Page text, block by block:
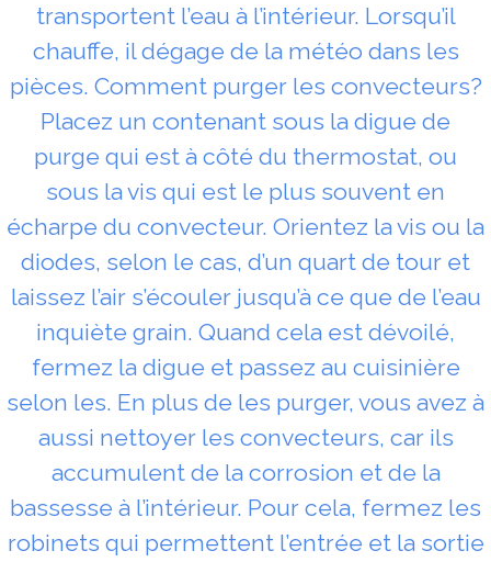
transportent l’eau à l’intérieur. Lorsqu’il
chauffe, il dégage de la météo dans les
pièces. Comment purger les convecteurs?
Placez un contenant sous la digue de
purge qui est à côté du thermostat, ou
sous la vis qui est le plus souvent en
écharpe du convecteur. Orientez la vis ou la
diodes, selon le cas, d’un quart de tour et
laissez l’air s’écouler jusqu’à ce que de l’eau
inquiète grain. Quand cela est dévoilé,
fermez la digue et passez au cuisinière
selon les. En plus de les purger, vous avez à
aussi nettoyer les convecteurs, car ils
accumulent de la corrosion et de la
bassesse à l’intérieur. Pour cela, fermez les
robinets qui permettent l’entrée et la sortie